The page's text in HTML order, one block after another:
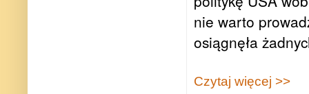
nie warto
osiągnęła
Czytaj więcej >>